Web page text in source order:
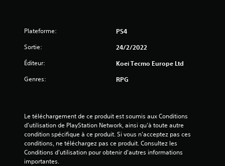
Plateforme: PS4
Sortie: 24/2/2022
Éditeur: Koei Tecmo Europe Ltd
Genres: RPG
Le téléchargement de ce produit est soumis aux Conditions
d'utilisation de PlayStation Network, ainsi qu'à toute autre
condition spécifique à ce produit. Si vous n'acceptez pas ces
conditions, ne téléchargez pas ce produit. Consultez les
Conditions d'utilisation pour obtenir d'autres informations
importantes.